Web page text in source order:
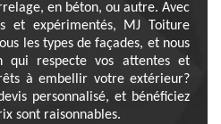
en béton, ou autre. Avec
et expérimentés, MJ Toiture
les types de façades, et nous
qui respecte vos attentes et
à embellir votre extérieur?
personnalisé, et bénéficiez
sont raisonnables.